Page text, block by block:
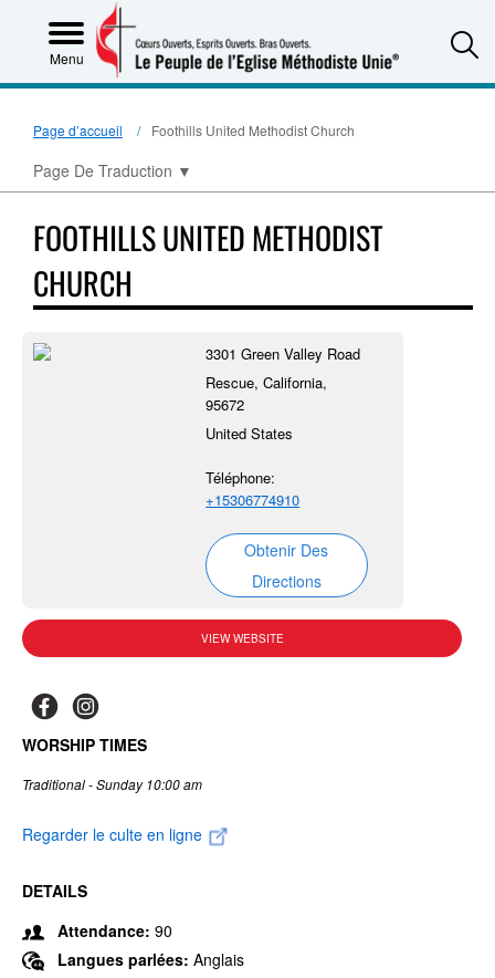
Menu
Page d’accueil Foothills United Methodist Church
Page De Traduction ▼
FOOTHILLS UNITED METHODIST
CHURCH
3301 Green Valley Road
Rescue, California,
95672
United States
Téléphone:
+15306774910
Obtenir Des
Directions
VIEW WEBSITE
WORSHIP TIMES
Traditional - Sunday 10:00 am
Regarder le culte en ligne
DETAILS
Attendance: 90
Langues parlées: Anglais